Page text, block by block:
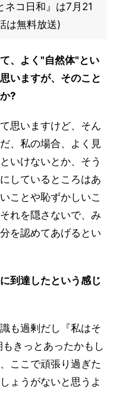
ネコ日和』は7月21
は無料放送)
、よく"自然体"とい
いますが、そのこと
?
思いますけど、そん
、私の場合、よく見
いけないとか、そう
しているところはあ
ことや恥ずかしいこ
れを隠さないで、み
を認めてあげるとい
到達したという感じ
も過剰だし『私はそ
きっとあったかもし
ここで頑張り過ぎた
ょうがないと思うよ